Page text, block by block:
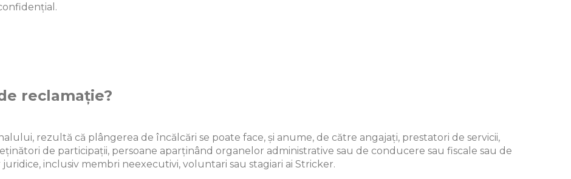
reclamație?
rezultă că plângerea de încălcări se poate face, și anume, de către angajați, prestatori de servicii,
de participații, persoane aparținând organelor administrative sau de conducere sau fiscale sau de
inclusiv membri neexecutivi, voluntari sau stagiari ai Stricker.